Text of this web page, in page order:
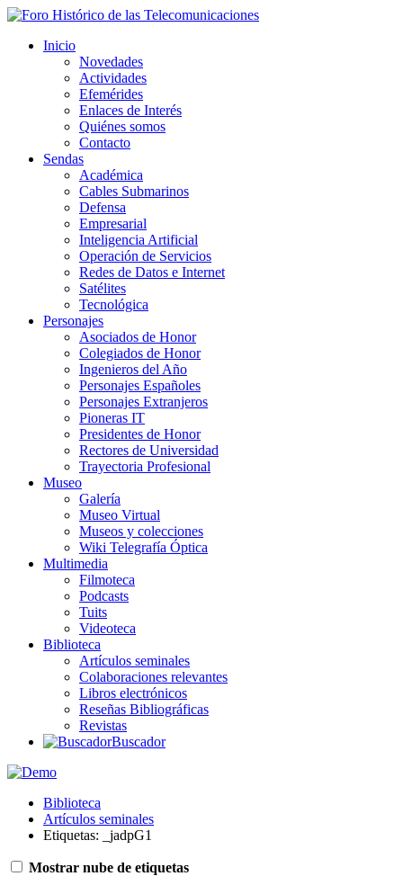
Inicio
Novedades
Actividades
Efemérides
Enlaces de Interés
Quiénes somos
Contacto
Sendas
Académica
Cables Submarinos
Defensa
Empresarial
Inteligencia Artificial
Operación de Servicios
Redes de Datos e Internet
Satélites
Tecnológica
Personajes
Asociados de Honor
Colegiados de Honor
Ingenieros del Año
Personajes Españoles
Personajes Extranjeros
Pioneras IT
Presidentes de Honor
Rectores de Universidad
Trayectoria Profesional
Museo
Galería
Museo Virtual
Museos y colecciones
Wiki Telegrafía Óptica
Multimedia
Filmoteca
Podcasts
Tuits
Videoteca
Biblioteca
Artículos seminales
Colaboraciones relevantes
Libros electrónicos
Reseñas Bibliográficas
Revistas
Buscador
Biblioteca
Artículos seminales
Etiquetas: _jadpG1
Mostrar nube de etiquetas